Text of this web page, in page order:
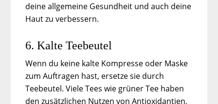
deine allgemeine Gesundheit und auch deine
Haut zu verbessern.
6. Kalte Teebeutel
Wenn du keine kalte Kompresse oder Maske
zum Auftragen hast, ersetze sie durch
Teebeutel. Viele Tees wie grüner Tee haben
den zusätzlichen Nutzen von Antioxidantien,